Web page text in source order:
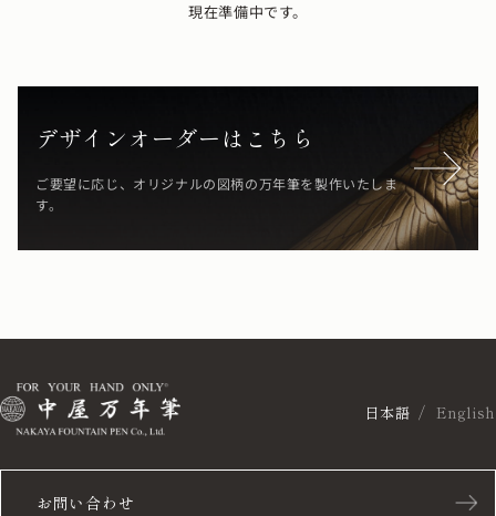
現在準備中です。
デザインオーダーはこちら
ご要望に応じ、オリジナルの図柄の万年筆を製作いたしま
す。
お問い合わせ
日本語 English